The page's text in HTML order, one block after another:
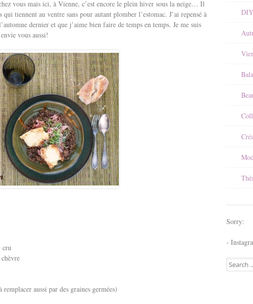
vous mais ici, à Vienne, c’est encore le plein hiver sous la neige… Il
tiennent au ventre sans pour autant plomber l’estomac. J’ai repensé à
dernier et que j’aime bien faire de temps en temps. Je me suis
vous aussi!
cru
remplacer aussi par des graines germées)
DIY
Sorry:
-
Search